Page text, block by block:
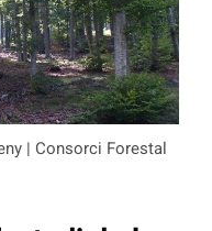
| Consorci Forestal